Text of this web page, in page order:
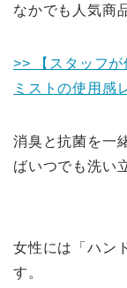
なかでも人気商
>> 【スタッフ
ミストの使用感
消臭と抗菌を一
ばいつでも洗い
女性には「ハン
す。